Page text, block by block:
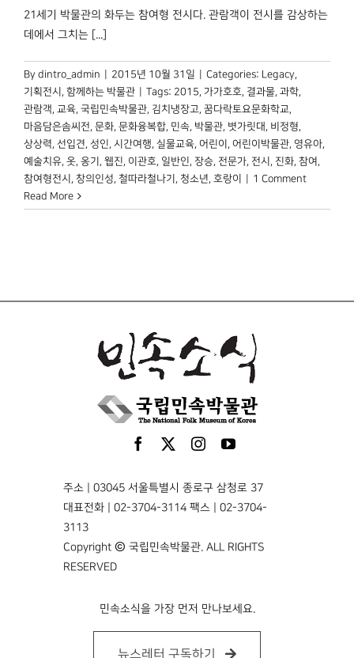
21세기 박물관의 화두는 참여형 전시다. 관람객이 전시를 감상하는
데에서 그치는 [...]
By dintro_admin 2015년 10월 31일 Categories: Legacy,
기획전시 , 함께하는 박물관 Tags: 2015, 가가호호, 결과물, 과학,
관람객, 교육, 국립민속박물관, 김치냉장고, 꿈다락토요문화학교,
마음담은솜씨전, 문화, 문화융복합, 민속, 박물관, 볏가릿대 , 비정형,
상상력, 선입견, 성인, 시간여행, 실물교육, 어린이 , 어린이박물관, 영유아,
예술치유, 옷, 옹기 , 웹진, 이관호, 일반인, 장승, 전문가, 전시 , 진화, 참여 ,
참여형전시 , 창의인성, 철따라철나기 , 청소년, 호랑이
1 Comment
Read More
주소 | 03045 서울특별시 종로구 삼청로 37
대표전화 | 02-3704-3114 팩스 | 02-3704-
3113
Copyright © 국립민속박물관. ALL RIGHTS
RESERVED
민속소식을 가장 먼저 만나보세요.
뉴스레터 구독하기